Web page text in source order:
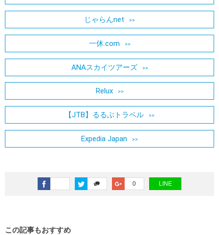
じゃらんnet
一休.com
ANAスカイツアーズ
Relux
【JTB】るるぶトラベル
Expedia Japan
0 LINE
この記事もおすすめ